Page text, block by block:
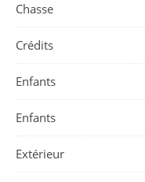
Chasse
Crédits
Enfants
Enfants
Extérieur